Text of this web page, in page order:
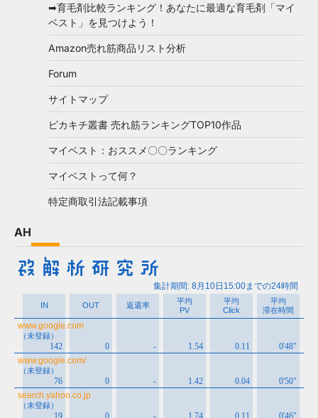
➡育毛剤比較ランキング！あなたに最適な育毛剤「マイ
ベスト」を見つけよう！
Amazon売れ筋商品リスト分析
Forum
サイトマップ
ピカキチ叢書 売れ筋ランキングTOP10作品
マイベスト：おススメ〇〇ランキング
マイベストって何？
特定商取引法記載事項
AH